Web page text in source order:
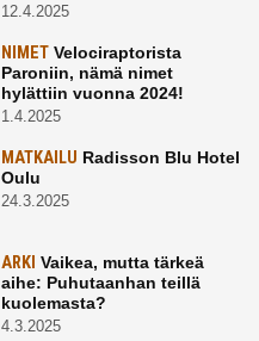
12.4.2025
NIMETVelociraptorista
Paroniin, nämä nimet
hylättiin vuonna 2024!
1.4.2025
MATKAILU Radisson Blu Hotel
Oulu
24.3.2025
ARKI Vaikea, mutta tärkeä
aihe: Puhutaanhan teillä
kuolemasta?
4.3.2025